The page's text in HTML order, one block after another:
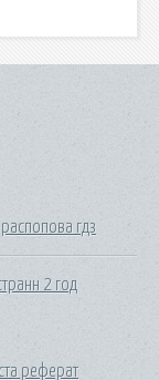
гдз
2 год
реферат